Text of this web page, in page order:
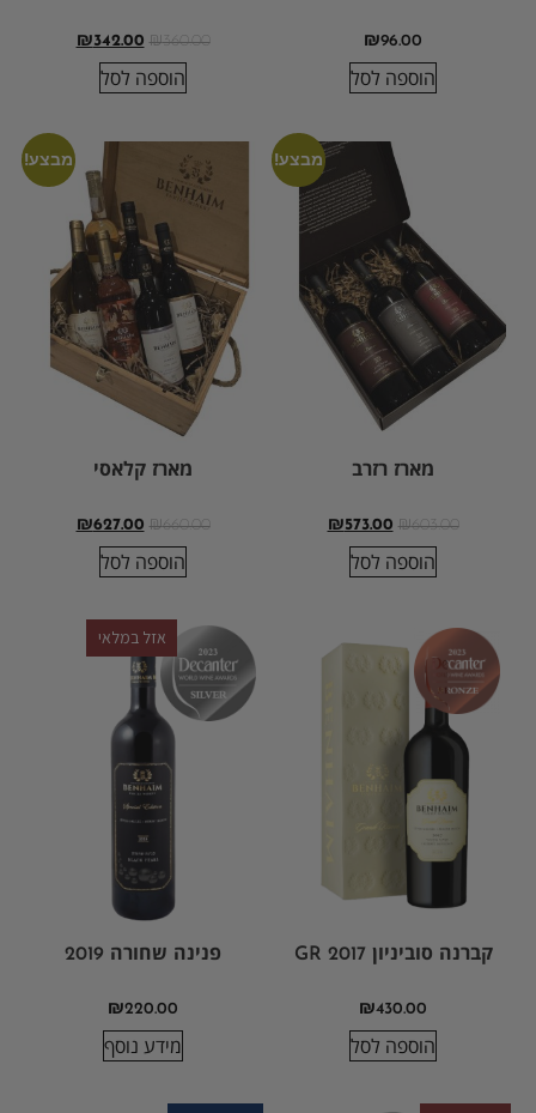
₪96.00
הוספה לסל
₪360.00
₪342.00
הוספה לסל
מבצע!
מארז רזרב
₪603.00
₪573.00
הוספה לסל
מבצע!
מארז קלאסי
₪660.00
₪627.00
הוספה לסל
קברנה סוביניון GR 2017
₪430.00
הוספה לסל
אזל במלאי
פנינה שחורה 2019
₪220.00
מידע נוסף